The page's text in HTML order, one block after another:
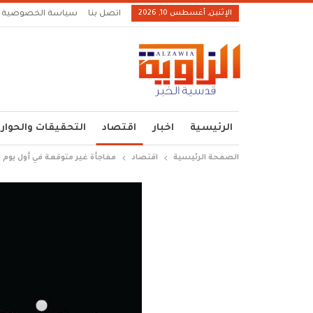
الإثنين, أغسطس 10, 2026 اتصل بنا سياسة الخصوصية
الرئيسية اخبار اقتصاد التحقيقات
الصفحة الرئيسية اقتصاد مفاجأة غير متوقعة في أول يوم